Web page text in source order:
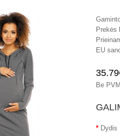
Prekės
EU
Be
Dydis